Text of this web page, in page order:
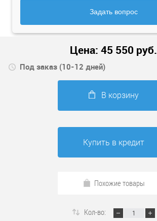
Задать вопрос
Цена: 45 550 руб.
Под заказ (10-12 дней)
В корзину
Купить в кредит
Похожие товары
Кол-во: